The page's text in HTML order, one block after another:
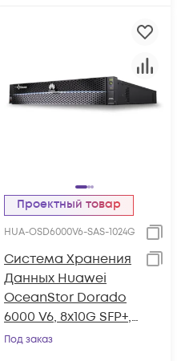
Проектный товар
HUA-OSD6000V6-SAS-1024G
Система Хранения
Данных Huawei
OceanStor Dorado
6000 V6, 8x10G SFP+,
4xSAS12G Ext., 25xSAS
Под заказ